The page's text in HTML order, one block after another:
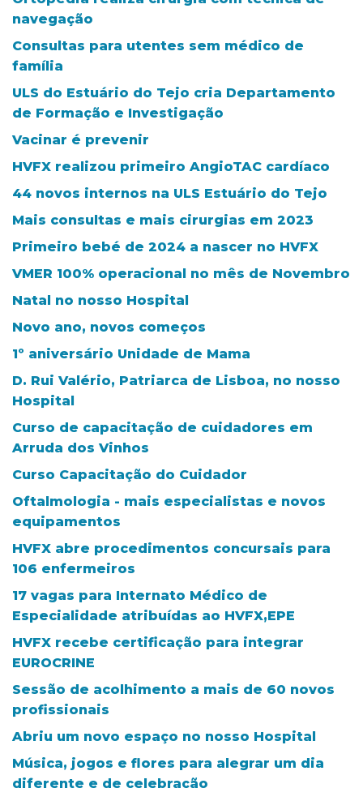
navegação
Consultas para utentes sem médico de
família
ULS do Estuário do Tejo cria Departamento
de Formação e Investigação
Vacinar é prevenir
HVFX realizou primeiro AngioTAC cardíaco
44 novos internos na ULS Estuário do Tejo
Mais consultas e mais cirurgias em 2023
Primeiro bebé de 2024 a nascer no HVFX
VMER 100% operacional no mês de Novembro
Natal no nosso Hospital
Novo ano, novos começos
1º aniversário Unidade de Mama
D. Rui Valério, Patriarca de Lisboa, no nosso
Hospital
Curso de capacitação de cuidadores em
Arruda dos Vinhos
Curso Capacitação do Cuidador
Oftalmologia - mais especialistas e novos
equipamentos
HVFX abre procedimentos concursais para
106 enfermeiros
17 vagas para Internato Médico de
Especialidade atribuídas ao HVFX,EPE
HVFX recebe certificação para integrar
EUROCRINE
Sessão de acolhimento a mais de 60 novos
profissionais
Abriu um novo espaço no nosso Hospital
Música, jogos e flores para alegrar um dia
diferente e de celebração